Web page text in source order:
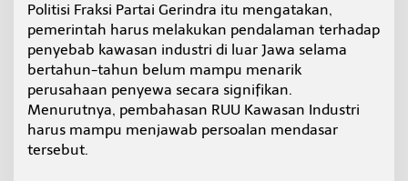
Politisi Fraksi Partai Gerindra itu mengatakan,
pemerintah harus melakukan pendalaman terhadap
penyebab kawasan industri di luar Jawa selama
bertahun-tahun belum mampu menarik
perusahaan penyewa secara signifikan.
Menurutnya, pembahasan RUU Kawasan Industri
harus mampu menjawab persoalan mendasar
tersebut.